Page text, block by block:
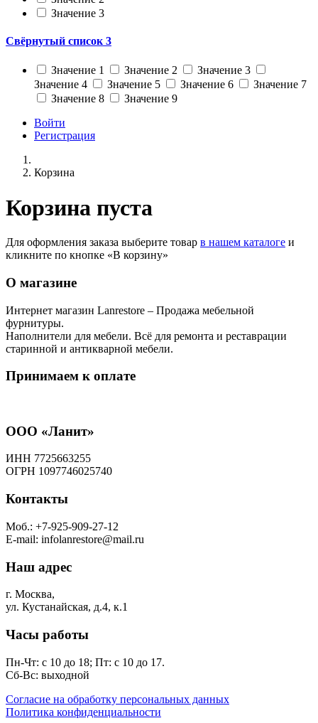
Значение 3
Свёрнутый список 3
Значение 1 Значение 2
Значение 3
Значение 4
Значение 5 Значение 6
Значение 7
Значение 8
Значение 9
Войти
Регистрация
Корзина
Корзина пуста
Для оформления заказа выберите товар в нашем каталоге и
кликните по кнопке «В корзину»
О магазине
Интернет магазин Lanrestore – Продажа мебельной
фурнитуры.
Наполнители для мебели. Всё для ремонта и реставрации
старинной и антикварной мебели.
Принимаем к оплате
ООО «Ланит»
ИНН 7725663255
ОГРН 1097746025740
Контакты
Моб.: +7-925-909-27-12
E-mail: infolanrestore@mail.ru
Наш адрес
г. Москва,
ул. Кустанайская, д.4, к.1
Часы работы
Пн-Чт: с 10 до 18; Пт: с 10 до 17.
Сб-Вс: выходной
Согласие на обработку персональных данных
Политика конфиденциальности